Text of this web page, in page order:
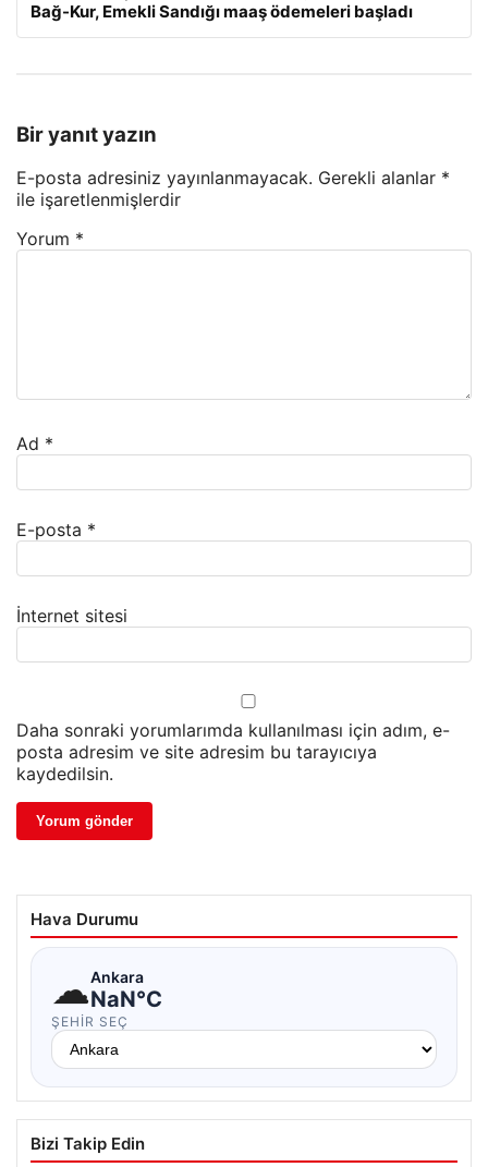
Bağ-Kur, Emekli Sandığı maaş ödemeleri başladı
Bir yanıt yazın
E-posta adresiniz yayınlanmayacak. Gerekli alanlar *
ile işaretlenmişlerdir
Yorum *
Ad *
E-posta *
İnternet sitesi
Daha sonraki yorumlarımda kullanılması için adım, e-
posta adresim ve site adresim bu tarayıcıya
kaydedilsin.
Hava Durumu
☁Ankara
NaN°C
ŞEHIR SEÇ
Bizi Takip Edin